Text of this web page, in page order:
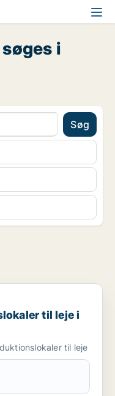
i
Søg
leje i Fyn
til leje i
til leje